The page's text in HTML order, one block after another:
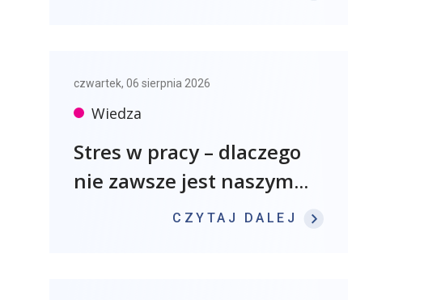
czwartek, 06 sierpnia 2026
Wiedza
Stres w pracy – dlaczego
nie zawsze jest naszym...
CZYTAJ DALEJ : STRES W